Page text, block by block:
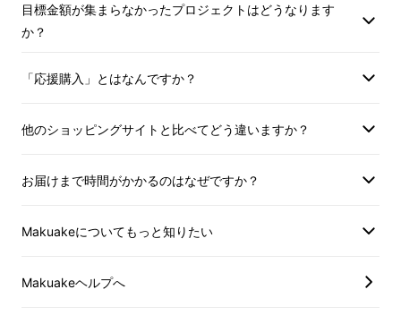
目標金額が集まらなかったプロジェクトはどうなります
か？
「応援購入」とはなんですか？
他のショッピングサイトと比べてどう違いますか？
お届けまで時間がかかるのはなぜですか？
Makuakeについてもっと知りたい
Makuakeヘルプへ